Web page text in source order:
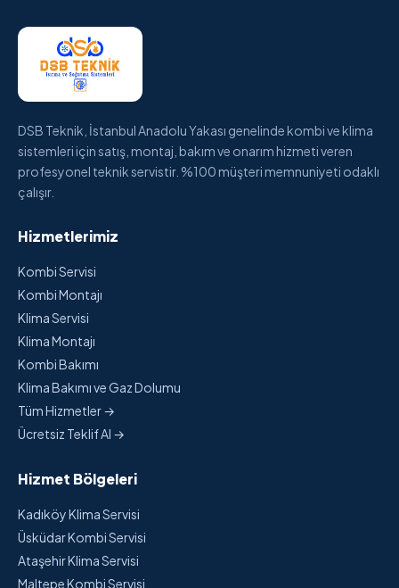
DSB Teknik, İstanbul Anadolu Yakası genelinde kombi ve klima
sistemleri için satış, montaj, bakım ve onarım hizmeti veren
profesyonel teknik servistir. %100 müşteri memnuniyeti odaklı
çalışır.
Hizmetlerimiz
Kombi Servisi
Kombi Montajı
Klima Servisi
Klima Montajı
Kombi Bakımı
Klima Bakımı ve Gaz Dolumu
Tüm Hizmetler →
Ücretsiz Teklif Al →
Hizmet Bölgeleri
Kadıköy Klima Servisi
Üsküdar Kombi Servisi
Ataşehir Klima Servisi
Maltepe Kombi Servisi